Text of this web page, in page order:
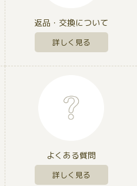
返品・交換について
詳しく見る
よくある質問
詳しく見る